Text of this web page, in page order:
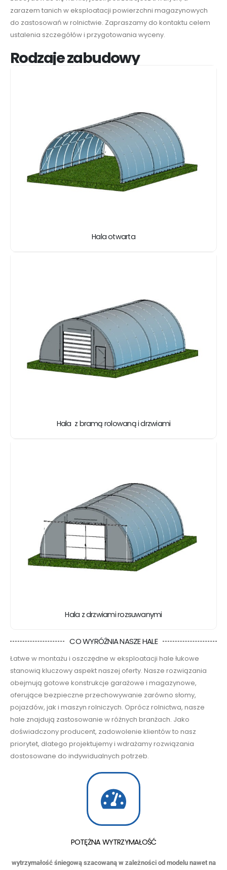
zarazem tanich w eksploatacji powierzchni magazynowych
do zastosowań w rolnictwie. Zapraszamy do kontaktu celem
ustalenia szczegółów i przygotowania wyceny.
Rodzaje zabudowy
Hala otwarta
Hala z bramą rolowaną i drzwiami
Hala z drzwiami rozsuwanymi
CO WYRÓŻNIA NASZE HALE
Łatwe w montażu i oszczędne w eksploatacji hale łukowe
stanowią kluczowy aspekt naszej oferty. Nasze rozwiązania
obejmują gotowe konstrukcje garażowe i magazynowe,
oferujące bezpieczne przechowywanie zarówno słomy,
pojazdów, jak i maszyn rolniczych. Oprócz rolnictwa, nasze
hale znajdują zastosowanie w różnych branżach. Jako
doświadczony producent, zadowolenie klientów to nasz
priorytet, dlatego projektujemy i wdrażamy rozwiązania
dostosowane do indywidualnych potrzeb.
POTĘŻNA WYTRZYMAŁOŚĆ
wytrzymałość śniegową szacowaną w zależności od modelu nawet na